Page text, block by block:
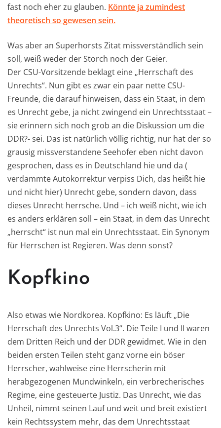
fast noch eher zu glauben. Könnte ja zumindest
theoretisch so gewesen sein.
Was aber an Superhorsts Zitat missverständlich sein
soll, weiß weder der Storch noch der Geier.
Der CSU-Vorsitzende beklagt eine „Herrschaft des
Unrechts“. Nun gibt es zwar ein paar nette CSU-
Freunde, die darauf hinweisen, dass ein Staat, in dem
es Unrecht gebe, ja nicht zwingend ein Unrechtsstaat –
sie erinnern sich noch grob an die Diskussion um die
DDR?- sei. Das ist natürlich völlig richtig, nur hat der so
grausig missverstandene Seehofer eben nicht davon
gesprochen, dass es in Deutschland hie und da (
verdammte Autokorrektur verpiss Dich, das heißt hie
und nicht hier) Unrecht gebe, sondern davon, dass
dieses Unrecht herrsche. Und – ich weiß nicht, wie ich
es anders erklären soll – ein Staat, in dem das Unrecht
„herrscht“ ist nun mal ein Unrechtsstaat. Ein Synonym
für Herrschen ist Regieren. Was denn sonst?
Kopfkino
Also etwas wie Nordkorea. Kopfkino: Es läuft „Die
Herrschaft des Unrechts Vol.3“. Die Teile I und II waren
dem Dritten Reich und der DDR gewidmet. Wie in den
beiden ersten Teilen steht ganz vorne ein böser
Herrscher, wahlweise eine Herrscherin mit
herabgezogenen Mundwinkeln, ein verbrecherisches
Regime, eine gesteuerte Justiz. Das Unrecht, wie das
Unheil, nimmt seinen Lauf und weit und breit existiert
kein Rechtssystem mehr, das dem Unrechtsstaat